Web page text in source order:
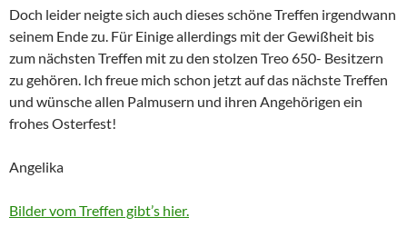
Doch leider neigte sich auch dieses schöne Treffen irgendwann
seinem Ende zu. Für Einige allerdings mit der Gewißheit bis
zum nächsten Treffen mit zu den stolzen Treo 650- Besitzern
zu gehören. Ich freue mich schon jetzt auf das nächste Treffen
und wünsche allen Palmusern und ihren Angehörigen ein
frohes Osterfest!
Angelika
Bilder vom Treffen gibt’s hier.